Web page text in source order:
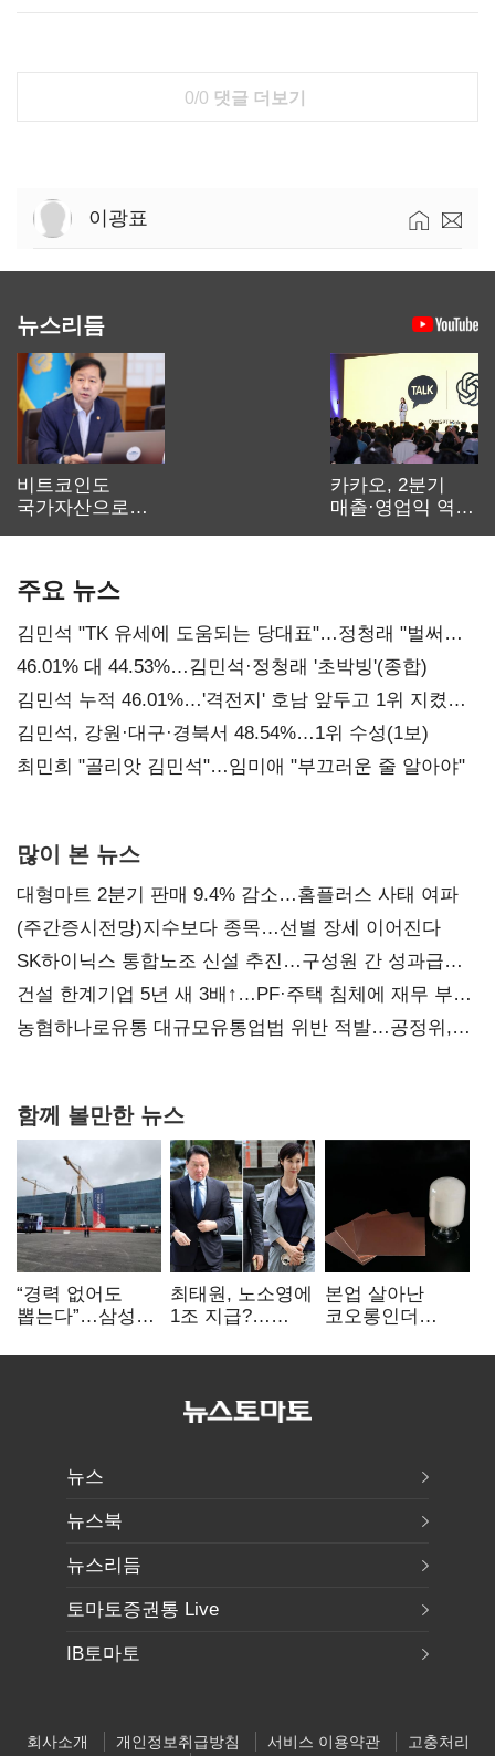
0/0 댓글 더보기
이광표
뉴스리듬
비트코인도
국가자산으로…'
카카오, 2분기
매출·영업익 역대
주요 뉴스
김민석 "TK 유세에 도움되는 당대표"…정청래 "벌써
대표된 양 당직 배분"
46.01% 대 44.53%…김민석·정청래 '초박빙'(종합)
김민석 누적 46.01%…'격전지' 호남 앞두고 1위 지켰다
(2보)
김민석, 강원·대구·경북서 48.54%…1위 수성(1보)
최민희 "골리앗 김민석"…임미애 "부끄러운 줄 알아야"
많이 본 뉴스
대형마트 2분기 판매 9.4% 감소…홈플러스 사태 여파
(주간증시전망)지수보다 종목…선별 장세 이어진다
SK하이닉스 통합노조 신설 추진…구성원 간 성과급
불만 확산
건설 한계기업 5년 새 3배↑…PF·주택 침체에 재무 부담
확대
농협하나로유통 대규모유통업법 위반 적발…공정위,
함께 볼만한 뉴스
“경력 없어도
뽑는다”…삼성
반도체 인재
최태원, 노소영에
1조 지급?…
본업 살아난
코오롱인더
배터리 소재로
뉴스
뉴스북
뉴스리듬
토마토증권통 Live
IB토마토
회사소개 개인정보취급방침 서비스 이용약관
고충처리